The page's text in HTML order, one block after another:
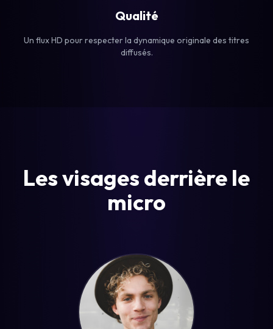
Qualité
Un flux HD pour respecter la dynamique originale des titres
diffusés.
Les visages derrière le
micro